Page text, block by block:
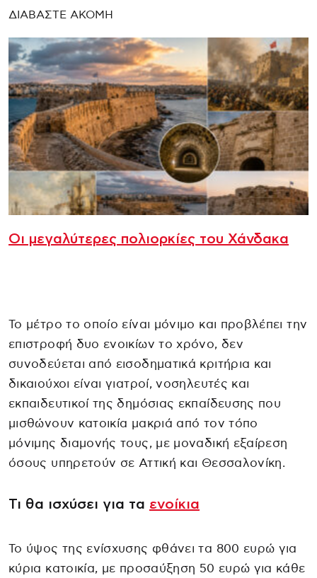
ΔΙΑΒΑΣΤΕ ΑΚΟΜΗ
Οι μεγαλύτερες πολιορκίες του Χάνδακα
Το μέτρο το οποίο είναι μόνιμο και προβλέπει την
επιστροφή δυο ενοικίων το χρόνο, δεν
συνοδεύεται από εισοδηματικά κριτήρια και
δικαιούχοι είναι γιατροί, νοσηλευτές και
εκπαιδευτικοί της δημόσιας εκπαίδευσης που
μισθώνουν κατοικία μακριά από τον τόπο
μόνιμης διαμονής τους, με μοναδική εξαίρεση
όσους υπηρετούν σε Αττική και Θεσσαλονίκη.
Τι θα ισχύσει για τα ενοίκια
Το ύψος της ενίσχυσης φθάνει τα 800 ευρώ για
κύρια κατοικία, με προσαύξηση 50 ευρώ για κάθε